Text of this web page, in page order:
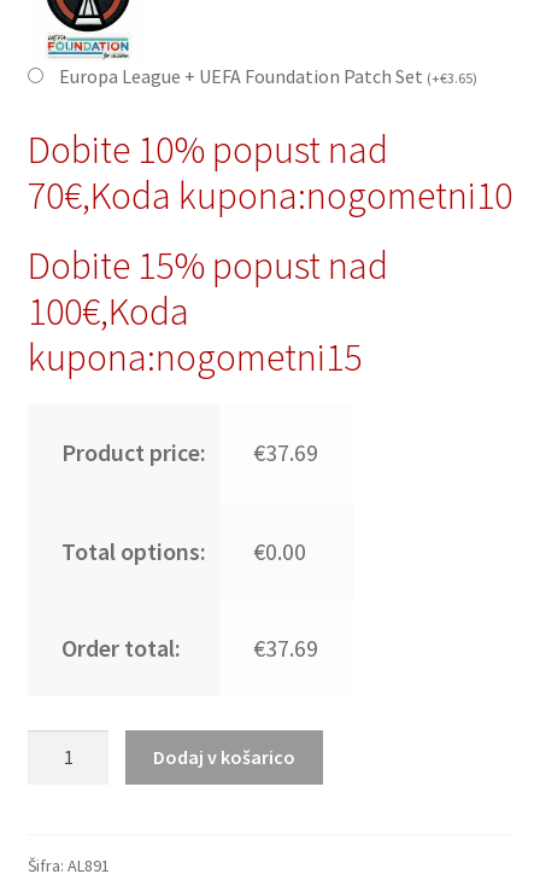
Europa League + UEFA Foundation Patch Set (+€3.65)
Dobite 10% popust nad
70€,Koda kupona:nogometni10
Dobite 15% popust nad
100€,Koda
kupona:nogometni15
Product price: €37.69
Total options: €0.00
Order total: €37.69
kompleti
Dodaj v košarico
Šifra: AL891